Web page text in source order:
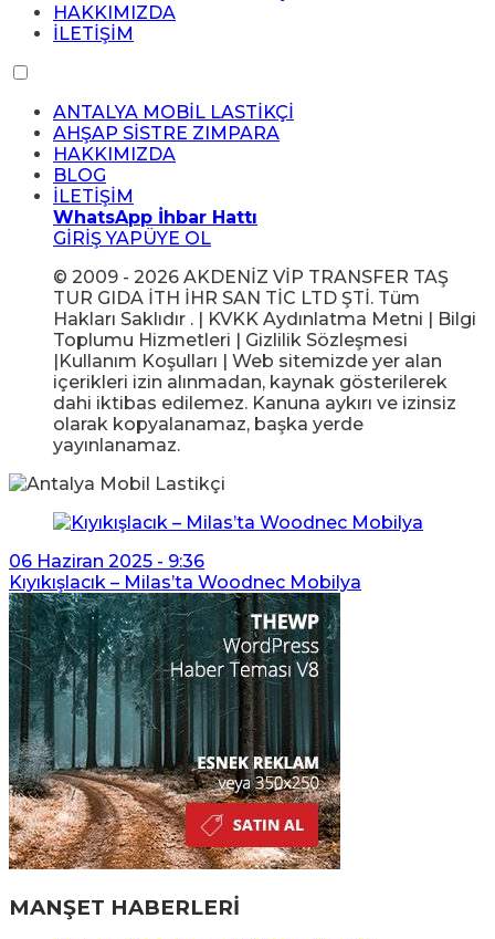
HAKKIMIZDA
İLETİŞİM
ANTALYA MOBİL LASTİKÇİ
AHŞAP SİSTRE ZIMPARA
HAKKIMIZDA
BLOG
İLETİŞİM
WhatsApp İhbar Hattı
GİRİŞ YAPÜYE OL
© 2009 - 2026 AKDENİZ VİP TRANSFER TAŞ
TUR GIDA İTH İHR SAN TİC LTD ŞTİ. Tüm
Hakları Saklıdır . | KVKK Aydınlatma Metni | Bilgi
Toplumu Hizmetleri | Gizlilik Sözleşmesi
|Kullanım Koşulları | Web sitemizde yer alan
içerikleri izin alınmadan, kaynak gösterilerek
dahi iktibas edilemez. Kanuna aykırı ve izinsiz
olarak kopyalanamaz, başka yerde
yayınlanamaz.
06 Haziran 2025 - 9:36
Kıyıkışlacık – Milas’ta Woodnec Mobilya
MANŞET HABERLERİ